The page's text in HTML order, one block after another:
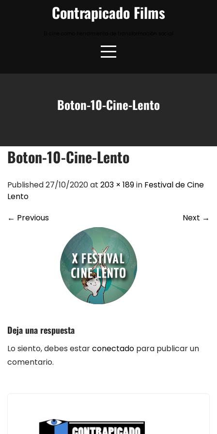
Contrapicado Films
Boton-10-Cine-Lento
Boton-10-Cine-Lento
Published 27/10/2020 at 203 × 189in Festival de Cine
Lento
← Previous Next →
Deja una respuesta
Lo siento, debes estarconectado para publicar un
comentario.